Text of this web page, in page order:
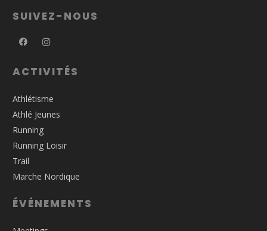
SUIVEZ-NOUS
ACTIVITÉS
Athlétisme
Athlé Jeunes
Running
Running Loisir
Trail
Marche Nordique
ÉVÉNEMENTS